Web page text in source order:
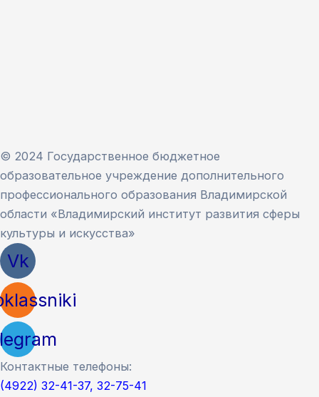
© 2024 Государственное бюджетное
образовательное учреждение дополнительного
профессионального образования Владимирской
области «Владимирский институт развития сферы
культуры и искусства»
Vk
Контактные телефоны:
(4922) 32-41-37, 32-75-41